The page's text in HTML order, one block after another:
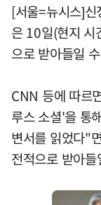
[서울=뉴시스]
은 10일(현지 시
으로 받아들일
CNN 등에 따르
루스 소셜'을 통
변서를 읽었다"
전적으로 받아